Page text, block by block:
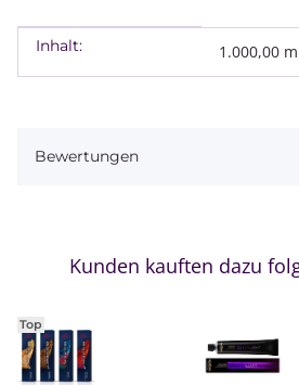
Produkteigenschaft
Wert
Inhalt: 1.000,00
Bewertungen
Kunden kauften dazu
Top